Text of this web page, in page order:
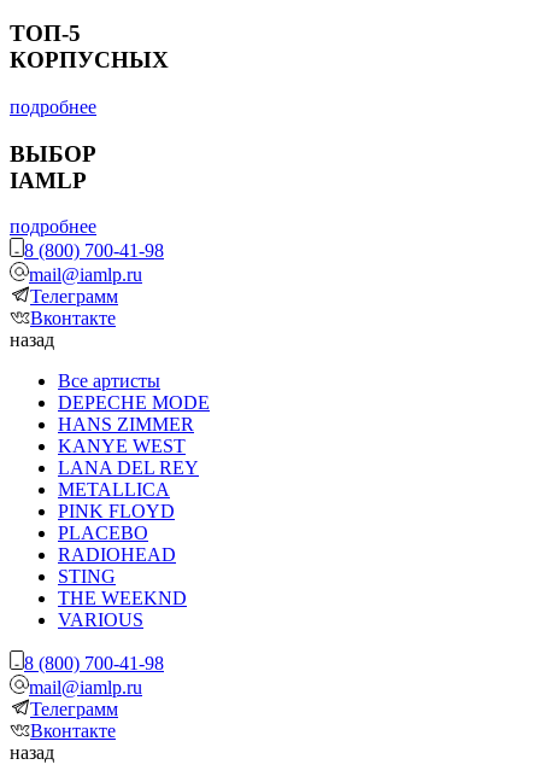
ТОП-5
КОРПУСНЫХ
подробнее
ВЫБОР
IAMLP
подробнее
8 (800) 700-41-98
mail@iamlp.ru
Телеграмм
Вконтакте
назад
Все артисты
DEPECHE MODE
HANS ZIMMER
KANYE WEST
LANA DEL REY
METALLICA
PINK FLOYD
PLACEBO
RADIOHEAD
STING
THE WEEKND
VARIOUS
8 (800) 700-41-98
mail@iamlp.ru
Телеграмм
Вконтакте
назад